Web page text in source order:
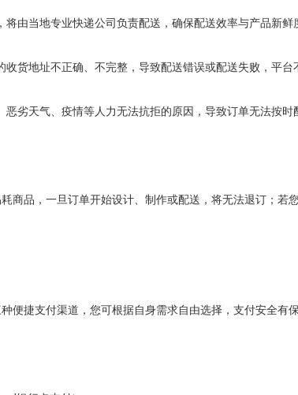
由当地专业快递公司负责配送，确保配送效率与产品新鲜
货地址不正确、不完整，导致配送错误或配送失败，平
劣天气、疫情等人力无法抗拒的原因，导致订单无法按
商品，一旦订单开始设计、制作或配送，将无法退订；
便捷支付渠道，您可根据自身需求自由选择，支付安全有